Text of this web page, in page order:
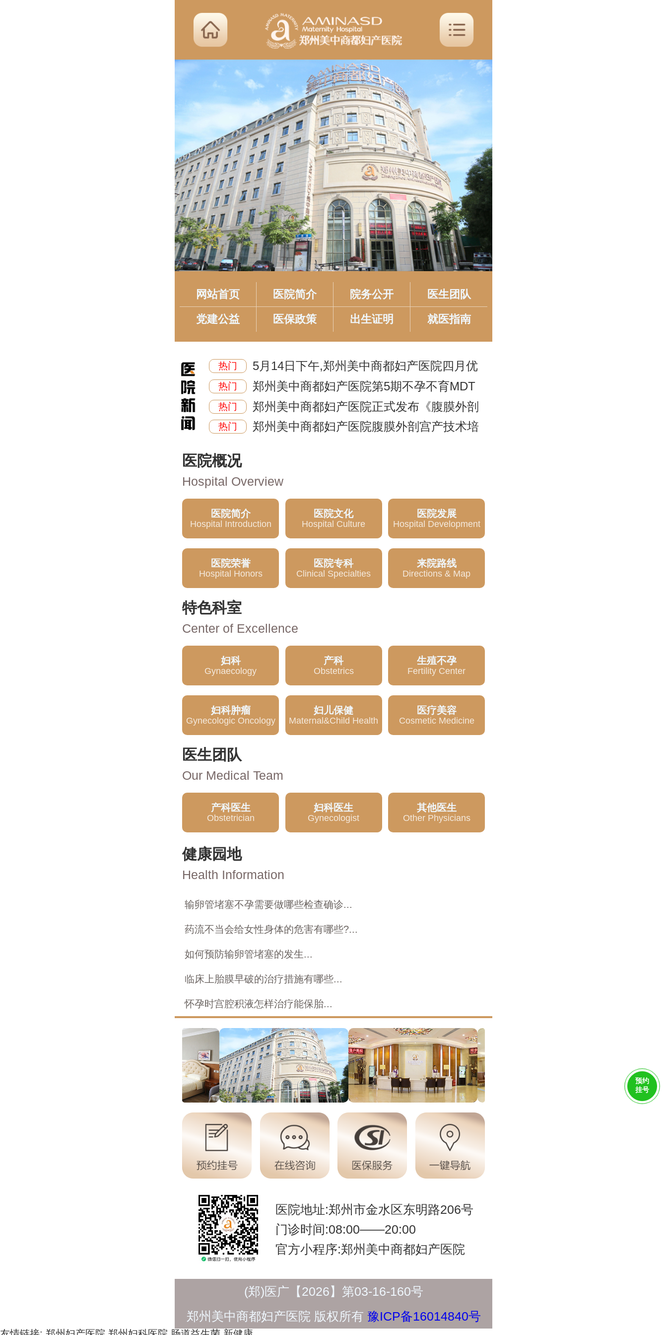
网站首页 医院简介 院务公开
医生团队
党建公益
医保政策 出生证明 就医指南
热门
5月14日下午,郑州美中商都妇产医院四月优
质
热门
郑州美中商都妇产医院第5期不孕不育MDT
多学
热门 郑州美中商都妇产医院正式发布《腹膜外剖
热门 郑州美中商都妇产医院腹膜外剖宫产技术培
医院概况
Hospital Overview
医院简介
Hospital Introduction
医院文化
Hospital Culture
医院发展
Hospital Development
医院荣誉
Hospital Honors
医院专科
Clinical Specialties
来院路线
Directions & Map
特色科室
Center of Excellence
妇科
Gynaecology
产科
Obstetrics
生殖不孕
Fertility Center
妇科肿瘤
Gynecologic Oncology
妇儿保健
Maternal&Child Health
医疗美容
Cosmetic Medicine
医生团队
Our Medical Team
产科医生
Obstetrician
妇科医生
Gynecologist
其他医生
Other Physicians
健康园地
Health Information
输卵管堵塞不孕需要做哪些检查确诊...
药流不当会给女性身体的危害有哪些?...
如何预防输卵管堵塞的发生...
临床上胎膜早破的治疗措施有哪些...
怀孕时宫腔积液怎样治疗能保胎...
预约
挂号
医院地址:郑州市金水区东明路206号
门诊时间:08:00——20:00
官方小程序:郑州美中商都妇产医院
(郑)医广【2026】第03-16-160号
郑州美中商都妇产医院 版权所有 豫ICP备16014840号